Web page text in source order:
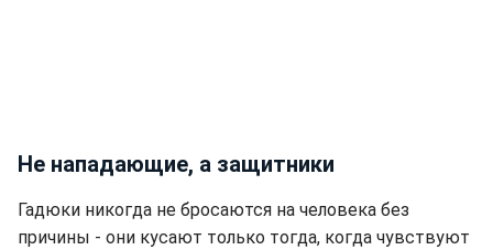
Не нападающие, а защитники
Гадюки никогда не бросаются на человека без
причины - они кусают только тогда, когда чувствуют